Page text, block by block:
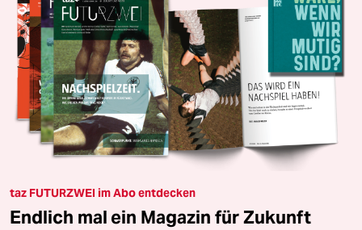
taz FUTURZWEI im Abo entdecken
Endlich mal ein Magazin für Zukunft